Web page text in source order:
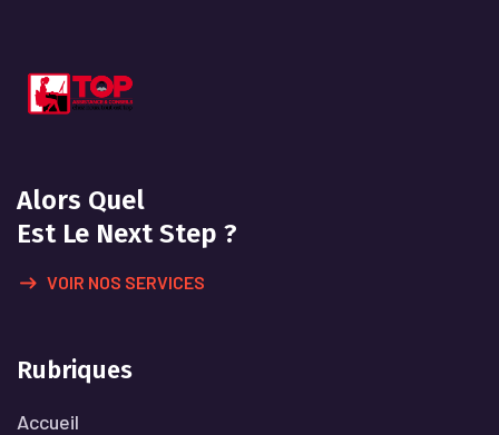
Alors Quel
Est Le Next Step ?
VOIR NOS SERVICES
Rubriques
Accueil